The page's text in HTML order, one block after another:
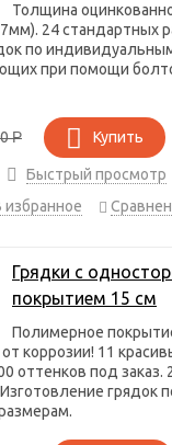
Толщина
24 стандартных
по
при помощи
Р Купить
Быстрый просмотр
избранное
Грядки с
покрытием 15 см
Полимерное
коррозии! 11
оттенков под заказ.
грядок